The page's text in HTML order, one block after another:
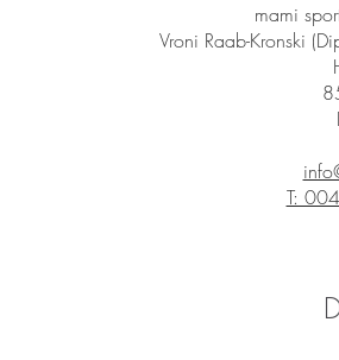
mami
Vroni Raab-Kronski
T: